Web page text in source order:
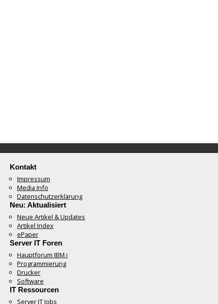
Kontakt
Impressum
Media Info
Datenschutzerklärung
Neu: Aktualisiert
Neue Artikel & Updates
Artikel Index
ePaper
Server IT Foren
Hauptforum IBM i
Programmierung
Drucker
Software
IT Ressourcen
Server IT Jobs